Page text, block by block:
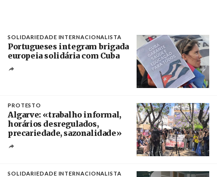
SOLIDARIEDADE INTERNACIONALISTA
Portugueses integram brigada
europeia solidária com Cuba
PROTESTO
Algarve: «trabalho informal,
horários desregulados,
precariedade, sazonalidade»
SOLIDARIEDADE INTERNACIONALISTA